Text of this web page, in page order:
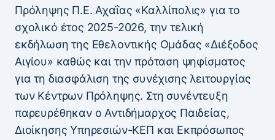
Πρόληψης Π.Ε. Αχαΐας «Καλλίπολις» για το
σχολικό έτος 2025-2026, την τελική
εκδήλωση της Εθελοντικής Ομάδας «Διέξοδος
Αιγίου» καθώς και την πρόταση ψηφίσματος
για τη διασφάλιση της συνέχισης λειτουργίας
των Κέντρων Πρόληψης. Στη συνέντευξη
παρευρέθηκαν ο Αντιδήμαρχος Παιδείας,
Διοίκησης Υπηρεσιών-ΚΕΠ και Εκπρόσωπος